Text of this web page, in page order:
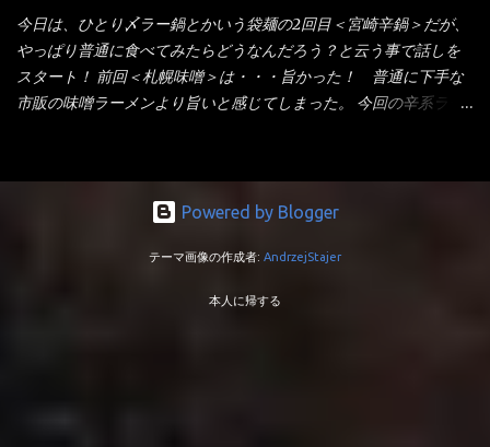
は、どちらも柔らかいと感じは同じ。 湯に戻りやすい特性が強
いのね。 箸で持ち上げた状態は・・・ ■カップヌードル激辛味噌 ■
蒙古タンメン中本カップ どちらも箸で持ち上げた感じは、重
い！ そう湯を吸って伸びたような麺と云っていいかもしれな
い。 多分麺は、厚みとストレートか...
しては廉価版のポジション・・・ 事実ラ王は、HPでは別扱い！
本品なんか出前一丁などと一緒くたの扱い。 袋麺はスープは粉末
スープが主流でしょう！？だから味は・・・イマイチ（小生感
覚）と云うのが評価です。 正直現在のインスタント麺では、最先
ヨ～ でも熊が＼買ってね！／と泣いているから・・・買いまし
た。 それじゃ～食べましょうか！ トッピングは生憎とモヤシの
在庫が無いため・・・キャベツだ！鍋に湯を沸かしキャベツをボ
私の記憶が確かなら・・・（料理お鉄人MC風に）以前の麺は白ぽ
今日は、ひとり〆ラー鍋とかいう袋麺の2回目＜宮崎辛鍋＞だが、
やっぱり普通に食べてみたらどうなんだろう？と云う事で話しを
スタート！ 前回＜札幌味噌＞は・・・旨かった！ 普通に下手な
市販の味噌ラーメンより旨いと感じてしまった。 今回の辛系ラー
おひとり用鍋の素です。辛麺屋輪をイメージした唐辛子の辛みと
旨みが染み出たスープに鍋によく合う麺が付いて〆まで楽しめま
が溶け出たスープと、麺にからむ粗い唐辛子がくせになる味わ
脂、大豆食物繊維）、スープ（食塩、豚･鶏エキス（小麦・大豆・
Powered by Blogger
テーマ画像の作成者: AndrzejStajer
本人に帰する